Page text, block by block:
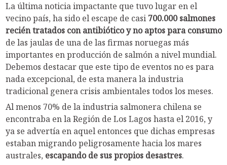
La última noticia impactante que tuvo lugar en el
vecino país, ha sido el escape de casi 700.000 salmones
recién tratados con antibiótico y no aptos para consumo
de las jaulas de una de las firmas noruegas más
importantes en producción de salmón a nivel mundial.
Debemos destacar que este tipo de eventos no es para
nada excepcional, de esta manera la industria
tradicional genera crisis ambientales todos los meses.
Al menos 70% de la industria salmonera chilena se
encontraba en la Región de Los Lagos hasta el 2016, y
ya se advertía en aquel entonces que dichas empresas
estaban migrando peligrosamente hacia los mares
australes, escapando de sus propios desastres.